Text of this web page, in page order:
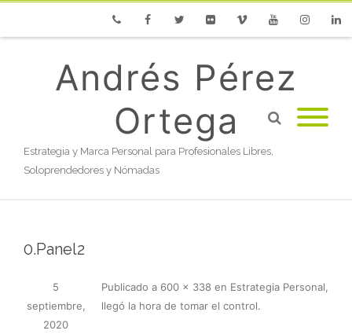
Andrés Pérez
Ortega
Estrategia y Marca Personal para Profesionales Libres,
Soloprendedores y Nómadas
0.Panel2
Publicado
5
septiembre,
2020
a 600 × 338 en Estrategia Personal,
llegó la hora de tomar el control.